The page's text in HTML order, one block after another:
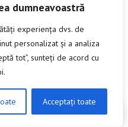
dumneavoastră
experiența dvs. de
personalizat și a analiza
tot”, sunteți de acord cu
Acceptați toate
DISCUTA